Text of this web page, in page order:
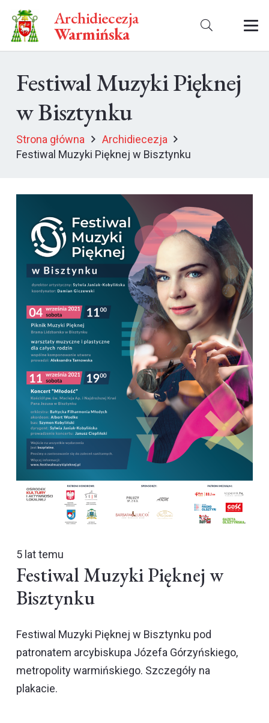
Archidiecezja
Warmińska
Festiwal Muzyki Pięknej
w Bisztynku
Strona główna
Archidiecezja
Festiwal Muzyki Pięknej w Bisztynku
5 lat temu
Festiwal Muzyki Pięknej w
Bisztynku
Festiwal Muzyki Pięknej w Bisztynku pod
patronatem arcybiskupa Józefa Górzyńskiego,
metropolity warmińskiego. Szczegóły na
plakacie.